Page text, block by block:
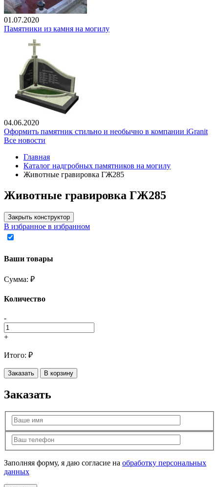
01.07.2020
Памятники из камня на могилу
04.06.2020
Оформить памятник стильно и необычно в компании iGranit
Все новости
Главная
Каталог надгробных памятников на могилу
Животные гравировка ГЖ285
Животные гравировка ГЖ285
Закрыть конструктор
В избранное в избранном
Ваши товары
Сумма: ₽
Количество
-
+
Итого: ₽
Заказать В корзину
Заказать
Заполняя форму, я даю согласие на обработку персональных
данных